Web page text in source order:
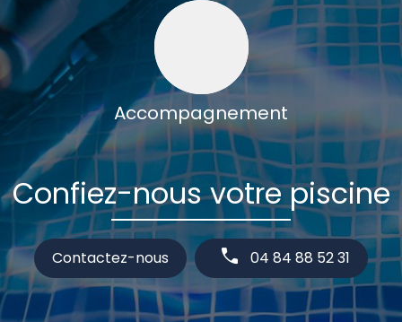
Accompagnement
Confiez-nous votre piscine
Contactez-nous 04 84 88 52 31